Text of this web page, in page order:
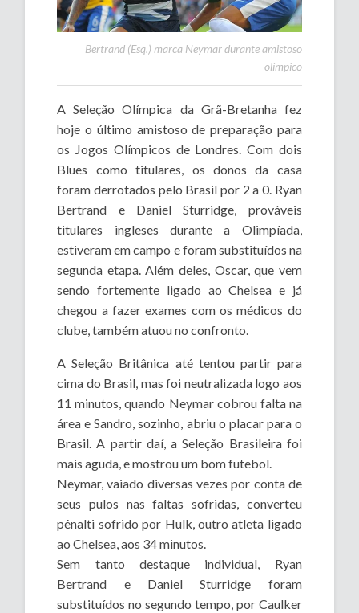
Bertrand (Esq.) marca Neymar durante amistoso
olímpico
A Seleção Olímpica da Grã-Bretanha fez
hoje o último amistoso de preparação para
os Jogos Olímpicos de Londres. Com dois
Blues como titulares, os donos da casa
foram derrotados pelo Brasil por 2 a 0. Ryan
Bertrand e Daniel Sturridge, prováveis
titulares ingleses durante a Olimpíada,
estiveram em campo e foram substituídos na
segunda etapa. Além deles, Oscar, que vem
sendo fortemente ligado ao Chelsea e já
chegou a fazer exames com os médicos do
clube, também atuou no confronto.
A Seleção Britânica até tentou partir para
cima do Brasil, mas foi neutralizada logo aos
11 minutos, quando Neymar cobrou falta na
área e Sandro, sozinho, abriu o placar para o
Brasil. A partir daí, a Seleção Brasileira foi
mais aguda, e mostrou um bom futebol.
Neymar, vaiado diversas vezes por conta de
seus pulos nas faltas sofridas, converteu
pênalti sofrido por Hulk, outro atleta ligado
ao Chelsea, aos 34 minutos.
Sem tanto destaque individual, Ryan
Bertrand e Daniel Sturridge foram
substituídos no segundo tempo, por Caulker